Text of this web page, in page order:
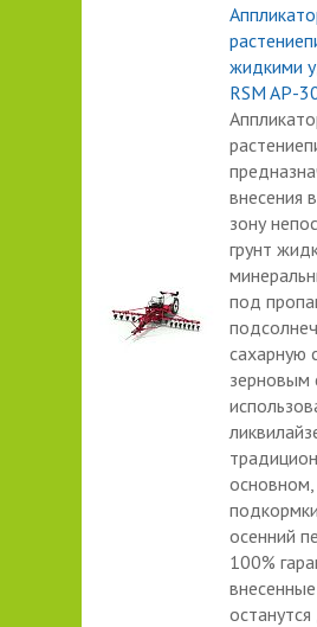
жидкими
RSM AP-
внесения
зону
грунт
под
сахарную
зерновым
осенний
100%